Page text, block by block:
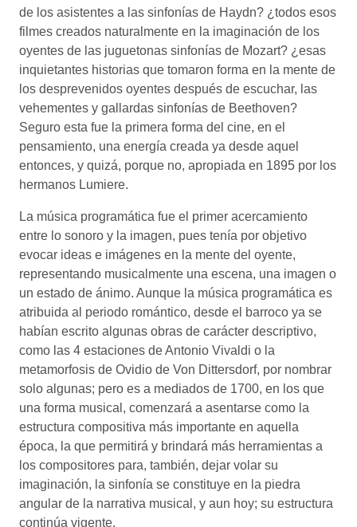
de los asistentes a las sinfonías de Haydn? ¿todos esos
filmes creados naturalmente en la imaginación de los
oyentes de las juguetonas sinfonías de Mozart? ¿esas
inquietantes historias que tomaron forma en la mente de
los desprevenidos oyentes después de escuchar, las
vehementes y gallardas sinfonías de Beethoven?
Seguro esta fue la primera forma del cine, en el
pensamiento, una energía creada ya desde aquel
entonces, y quizá, porque no, apropiada en 1895 por los
hermanos Lumiere.
La música programática fue el primer acercamiento
entre lo sonoro y la imagen, pues tenía por objetivo
evocar ideas e imágenes en la mente del oyente,
representando musicalmente una escena, una imagen o
un estado de ánimo. Aunque la música programática es
atribuida al periodo romántico, desde el barroco ya se
habían escrito algunas obras de carácter descriptivo,
como las 4 estaciones de Antonio Vivaldi o la
metamorfosis de Ovidio de Von Dittersdorf, por nombrar
solo algunas; pero es a mediados de 1700, en los que
una forma musical, comenzará a asentarse como la
estructura compositiva más importante en aquella
época, la que permitirá y brindará más herramientas a
los compositores para, también, dejar volar su
imaginación, la sinfonía se constituye en la piedra
angular de la narrativa musical, y aun hoy; su estructura
continúa vigente.